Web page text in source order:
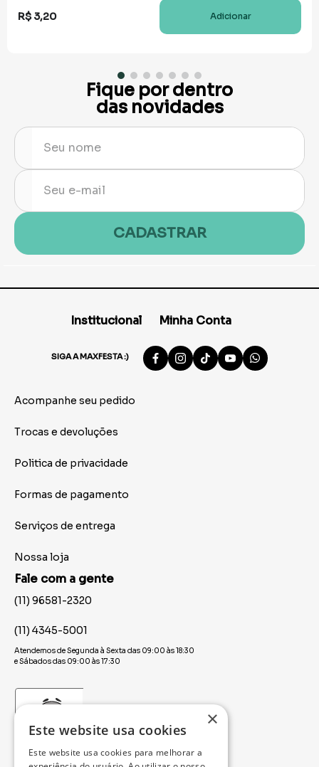
R$ 3,20 Adicionar
Fique por dentro
das novidades
CADASTRAR
Institucional Minha Conta
SIGA A MAXFESTA :)
Acompanhe seu pedido
Trocas e devoluções
Politica de privacidade
Formas de pagamento
Serviços de entrega
Nossa loja
Fale com a gente
(11) 96581-2320
(11) 4345-5001
Atendemos de Segunda à Sexta das 09:00 às 18:30
e Sábados das 09:00 às 17:30
×
Este website usa cookies
Este website usa cookies para melhorar a